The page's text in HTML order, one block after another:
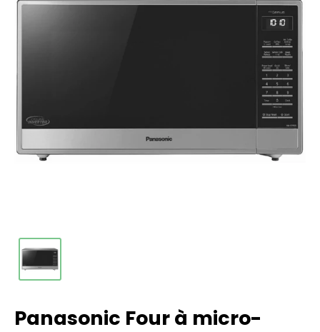
Panasonic Four à micro-